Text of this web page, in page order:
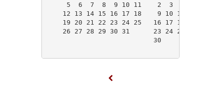
5  6  7  8  9 10 11    2  3  4  5  6
12 13 14 15 16 17 18    9 10 11 12 13
19 20 21 22 23 24 25   16 17 18 19 20
26 27 28 29 30 31      23 24 25